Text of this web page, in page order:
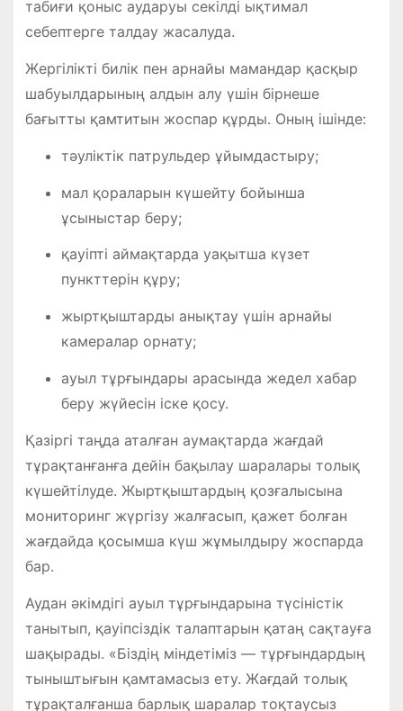
табиғи қоныс аударуы секілді ықтимал
себептерге талдау жасалуда.
Жергілікті билік пен арнайы мамандар қасқыр
шабуылдарының алдын алу үшін бірнеше
бағытты қамтитын жоспар құрды. Оның ішінде:
тәуліктік патрульдер ұйымдастыру;
мал қораларын күшейту бойынша
ұсыныстар беру;
қауіпті аймақтарда уақытша күзет
пункттерін құру;
жыртқыштарды анықтау үшін арнайы
камералар орнату;
ауыл тұрғындары арасында жедел хабар
беру жүйесін іске қосу.
Қазіргі таңда аталған аумақтарда жағдай
тұрақтанғанға дейін бақылау шаралары толық
күшейтілуде. Жыртқыштардың қозғалысына
мониторинг жүргізу жалғасып, қажет болған
жағдайда қосымша күш жұмылдыру жоспарда
бар.
Аудан әкімдігі ауыл тұрғындарына түсіністік
танытып, қауіпсіздік талаптарын қатаң сақтауға
шақырады. «Біздің міндетіміз — тұрғындардың
тыныштығын қамтамасыз ету. Жағдай толық
тұрақталғанша барлық шаралар тоқтаусыз